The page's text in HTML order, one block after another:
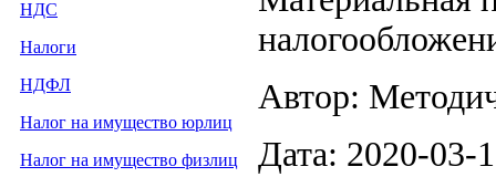
НДС
Налоги
НДФЛ
Налог на имущество юрлиц
Налог на имущество физлиц
Автор:
Дата: 2020-03-